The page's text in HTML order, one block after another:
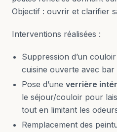
Objectif : ouvrir et clarifier
Interventions réalisées :
Suppression d’un
cuisine ouverte avec bar
Pose d’une verrière
le séjour/couloir pour
tout en limitant les
Remplacement des